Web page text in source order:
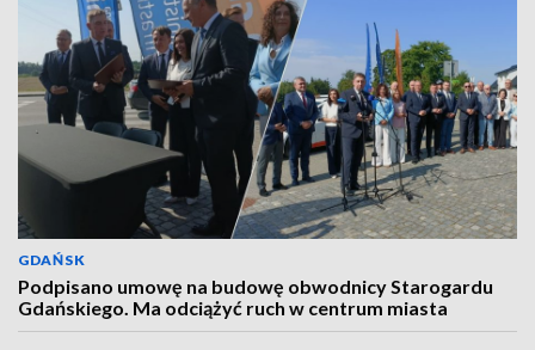
GDAŃSK
Podpisano umowę na budowę obwodnicy Starogardu
Gdańskiego. Ma odciążyć ruch w centrum miasta